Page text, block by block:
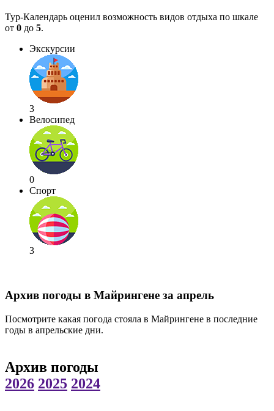
Тур-Календарь оценил возможность видов отдыха по шкале
от 0 до 5.
Экскурсии
3
Велосипед
0
Спорт
3
Архив погоды в Майрингене за апрель
Посмотрите какая погода стояла в Майрингене в последние
годы в апрельские дни.
Архив погоды
2026 2025 2024